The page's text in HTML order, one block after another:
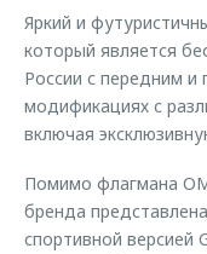
Яркий и
который является
России с передним
модификациях с
включая
Помимо флагмана
бренда
спортивной версией